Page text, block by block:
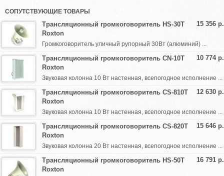
СОПУТСТВУЮЩИЕ ТОВАРЫ
15 356 р.
Трансляционный громкоговоритель HS-30T
Roxton
Громкоговоритель уличный рупорный 30Вт (алюминий) ...
10 774 р.
Трансляционный громкоговоритель CN-10T
Roxton
Звуковая колонна 10 Вт настенная, всепогодное исполнение ...
12 630 р.
Трансляционный громкоговоритель CS-810T
Roxton
Звуковая колонна 10 Вт настенная, всепогодное исполнение ...
15 646 р.
Трансляционный громкоговоритель CS-820T
Roxton
Звуковая колонна 20 Вт настенная, всепогодное исполнение ...
16 791 р.
Трансляционный громкоговоритель HS-50T
Roxton